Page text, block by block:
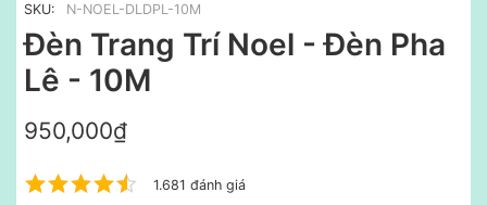
SKU: N-NOEL-DLDPL-10M
Đèn Trang Trí Noel - Đèn Pha
Lê - 10M
950,000₫
1.681 đánh giá